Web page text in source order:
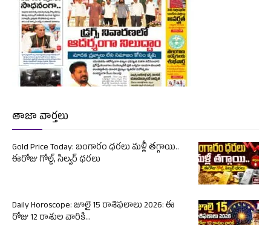
తాజా వార్తలు
Gold Price Today: బంగారం ధరలు మళ్లీ తగ్గాయి..
ఈరోజు గోల్డ్, సిల్వర్ ధరలు
Daily Horoscope: జూలై 15 రాశిఫలాలు 2026: ఈ
రోజు 12 రాశుల వారికి...